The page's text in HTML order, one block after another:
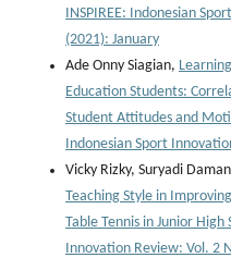
INSPIREE: Indonesian
(2021): January
Ade Onny Siagian,
Education Students:
Student Attitudes and
Indonesian Sport
Vicky Rizky, Suryadi
Teaching Style in
Table Tennis in Junior High
Innovation Review: Vol. 2